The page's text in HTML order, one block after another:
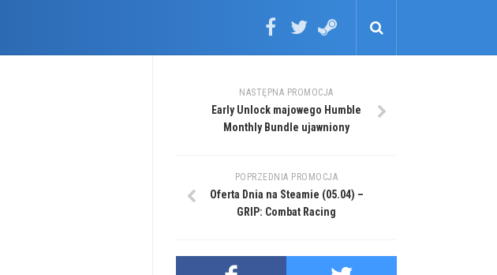
NASTĘPNA PROMOCJA
Early Unlock majowego Humble
Monthly Bundle ujawniony
POPRZEDNIA PROMOCJA
Oferta Dnia na Steamie (05.04) –
GRIP: Combat Racing